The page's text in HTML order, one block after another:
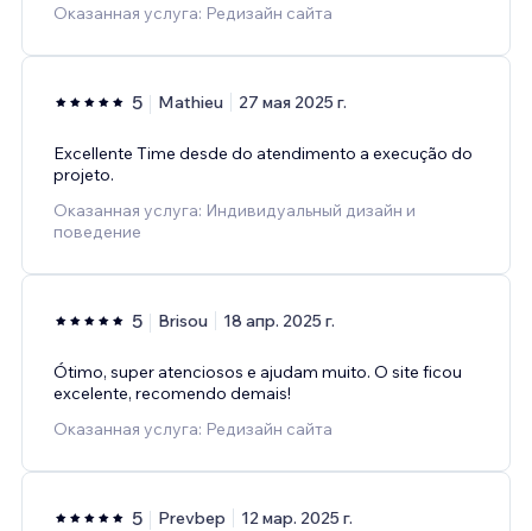
Оказанная услуга: Редизайн сайта
5 Mathieu 27 мая 2025 г.
Excellente Time desde do atendimento a execução do
projeto.
Оказанная услуга: Индивидуальный дизайн и
поведение
5 Brisou 18 апр. 2025 г.
Ótimo, super atenciosos e ajudam muito. O site ficou
excelente, recomendo demais!
Оказанная услуга: Редизайн сайта
5 Prevbep 12 мар. 2025 г.